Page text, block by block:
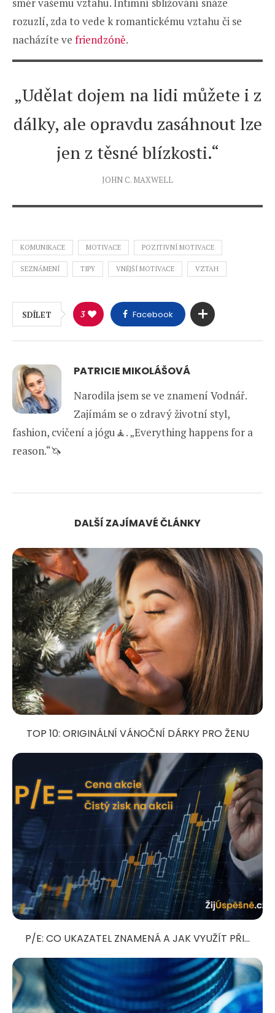
rozuzlí, zda to vede k romantickému vztahu či se
nacházíte ve friendzóně.
„Udělat dojem na lidi můžete i z
dálky, ale opravdu zasáhnout lze
jen z těsné blízkosti.“
JOHN C. MAXWELL
KOMUNIKACE MOTIVACE POZITIVNÍ MOTIVACE
SEZNÁMENÍ TIPY VNĚJŠÍ MOTIVACE VZTAH
SDÍLET 3 Facebook
PATRICIE MIKOLÁŠOVÁ
Narodila jsem se ve znamení Vodnář.
Zajímám se o zdravý životní styl,
fashion, cvičení a jógu🧘. „Everything happens for a
reason.“🦄
DALŠÍ ZAJÍMAVÉ ČLÁNKY
TOP 10: ORIGINÁLNÍ VÁNOČNÍ DÁRKY PRO ŽENU
P/E: CO UKAZATEL ZNAMENÁ A JAK VYUŽÍT PŘI...